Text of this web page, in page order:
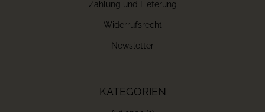
Zahlung und Lieferung
Widerrufsrecht
Newsletter
KATEGORIEN